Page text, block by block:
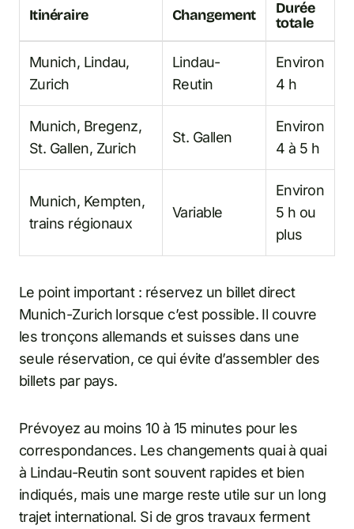
Itinéraire Changement
Durée
totale
Munich, Lindau,
Zurich
Lindau-
Reutin
Environ
4 h
Munich, Bregenz,
St. Gallen, Zurich
St. Gallen
Environ
4 à 5 h
Munich, Kempten,
trains régionaux
Variable
Environ
5 h ou
plus
Le point important : réservez un billet direct
Munich-Zurich lorsque c’est possible. Il couvre
les tronçons allemands et suisses dans une
seule réservation, ce qui évite d’assembler des
billets par pays.
Prévoyez au moins 10 à 15 minutes pour les
correspondances. Les changements quai à quai
à Lindau-Reutin sont souvent rapides et bien
indiqués, mais une marge reste utile sur un long
trajet international. Si de gros travaux ferment